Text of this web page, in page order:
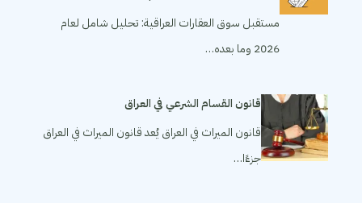
مستقبل سوق العقارات العراقية: تحليل شامل لعام
2026 وما بعده…
قانون القسام الشرعي في العراق
قانون الميراث في العراق يُعد قانون الميراث في العراق
جزءًا…